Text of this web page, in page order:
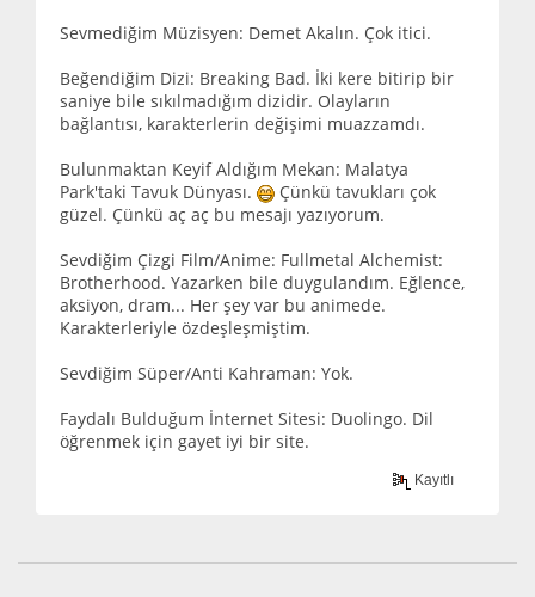
Sevmediğim Müzisyen: Demet Akalın. Çok itici.
Beğendiğim Dizi: Breaking Bad. İki kere bitirip bir
saniye bile sıkılmadığım dizidir. Olayların
bağlantısı, karakterlerin değişimi muazzamdı.
Bulunmaktan Keyif Aldığım Mekan: Malatya
Park'taki Tavuk Dünyası.
Çünkü tavukları çok
güzel. Çünkü aç aç bu mesajı yazıyorum.
Sevdiğim Çizgi Film/Anime: Fullmetal Alchemist:
Brotherhood. Yazarken bile duygulandım. Eğlence,
aksiyon, dram... Her şey var bu animede.
Karakterleriyle özdeşleşmiştim.
Sevdiğim Süper/Anti Kahraman: Yok.
Faydalı Bulduğum İnternet Sitesi: Duolingo. Dil
öğrenmek için gayet iyi bir site.
Kayıtlı